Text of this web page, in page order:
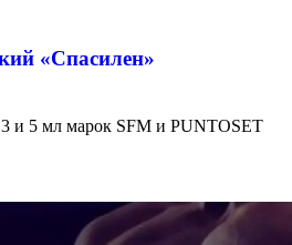
«Спасилен»
и 5 мл марок SFM и PUNTOSET